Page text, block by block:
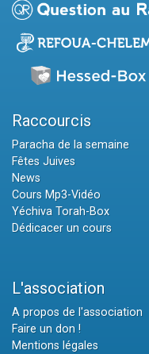
Raccourcis
Paracha de la semaine
Fêtes Juives
News
Cours Mp3-Vidéo
Yéchiva Torah-Box
Dédicacer un cours
L'association
A propos de l'association
Faire un don !
Mentions légales